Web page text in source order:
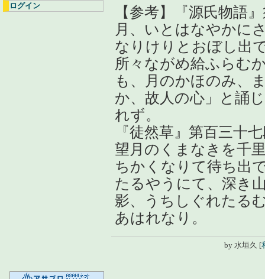
ログイン
【参考】『源氏物語
月、いとはなやかに
なりけりとおぼし出
所々ながめ給ふらむ
も、月のかほのみ、
か、故人の心」と誦
れず。
『徒然草』第百三十
望月のくまなきを千
ちかくなりて待ち出
たるやうにて、深き
影、うちしぐれたる
あはれなり。
by 水垣久 [